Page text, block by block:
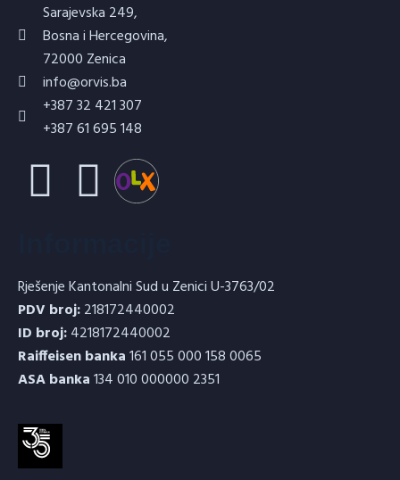
Sarajevska 249,
Bosna i Hercegovina,
72000 Zenica
info@orvis.ba
+387 32 421 307
+387 61 695 148
Rješenje Kantonalni Sud u Zenici U-3763/02
PDV broj:218172440002
ID broj:4218172440002
Raiffeisen banka161 055 000 158 0065
ASA banka134 010 000000 2351